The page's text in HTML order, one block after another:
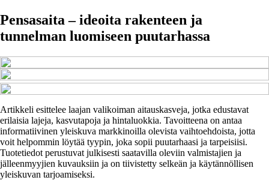
Pensasaita – ideoita rakenteen ja
tunnelman luomiseen puutarhassa
Artikkeli esittelee laajan valikoiman aitauskasveja, jotka edustavat
erilaisia lajeja, kasvutapoja ja hintaluokkia. Tavoitteena on antaa
informatiivinen yleiskuva markkinoilla olevista vaihtoehdoista, jotta
voit helpommin löytää tyypin, joka sopii puutarhaasi ja tarpeisiisi.
Tuotetiedot perustuvat julkisesti saatavilla oleviin valmistajien ja
jälleenmyyjien kuvauksiin ja on tiivistetty selkeän ja käytännöllisen
yleiskuvan tarjoamiseksi.